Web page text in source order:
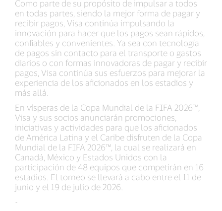
Como parte de su propósito de impulsar a todos
en todas partes, siendo la mejor forma de pagar y
recibir pagos, Visa continúa impulsando la
innovación para hacer que los pagos sean rápidos,
confiables y convenientes. Ya sea con tecnología
de pagos sin contacto para el transporte o gastos
diarios o con formas innovadoras de pagar y recibir
pagos, Visa continúa sus esfuerzos para mejorar la
experiencia de los aficionados en los estadios y
más allá.
En vísperas de la Copa Mundial de la FIFA 2026™,
Visa y sus socios anunciarán promociones,
iniciativas y actividades para que los aficionados
de América Latina y el Caribe disfruten de la Copa
Mundial de la FIFA 2026™, la cual se realizará en
Canadá, México y Estados Unidos con la
participación de 48 equipos que competirán en 16
estadios. El torneo se llevará a cabo entre el 11 de
junio y el 19 de julio de 2026.
-